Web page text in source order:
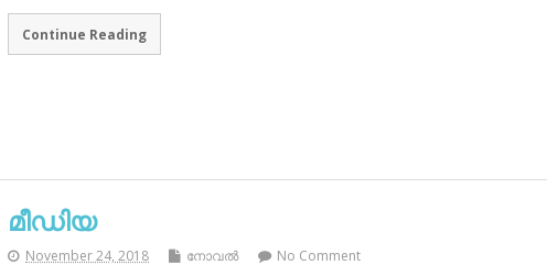
Continue Reading
മീഡിയ
November 24, 2018 നോവല്‍ No Comment